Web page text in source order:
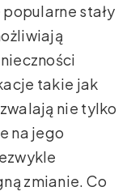
stały
takie jak
nie tylko
na jego
zmianie. Co